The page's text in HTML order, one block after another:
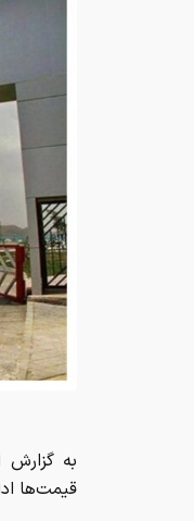
به گزارش
قیمت‌ها